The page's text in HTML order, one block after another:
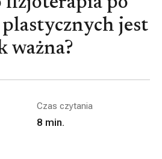
jest
ważna?
Czas czytania
8 min.